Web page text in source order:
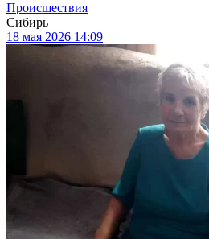
Происшествия
Сибирь
18 мая 2026 14:09